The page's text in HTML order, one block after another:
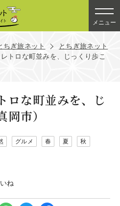
メニュー
ちぎ旅ネット
とちぎ旅ネット
トロな町並みを、じっくり歩こ
ロな町並みを、じ
市）
グルメ 春 夏
秋
ね